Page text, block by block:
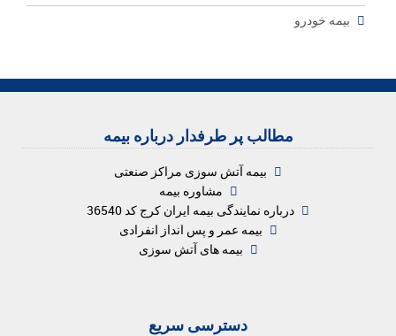
بیمه خودرو
مطالب پر طرفدار درباره بیمه
بیمه آتش سوزی مراکز صنعتی
مشاوره بیمه
درباره نمایندگی بیمه ایران کرج کد 36540
بیمه عمر و پس انداز انفرادی
بیمه های آتش سوزی
دسترسی سریع